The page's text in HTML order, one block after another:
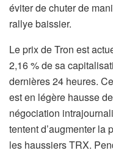
éviter de chuter de
rallye baissier.
Le prix de Tron est
2,16 % de sa
dernières 24 heures.
est en légère hausse
négociation
tentent d’augmenter la
les haussiers TRX.